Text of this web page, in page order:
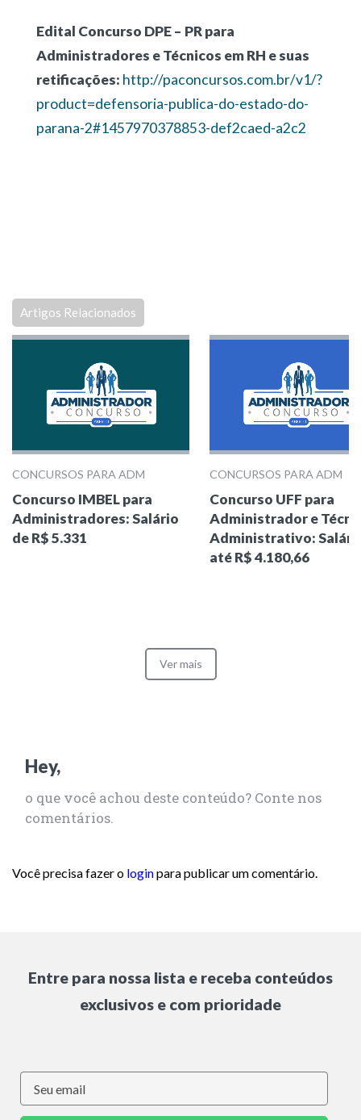
Edital Concurso DPE – PR para
Administradores e Técnicos em RH e suas
retificações: http://paconcursos.com.br/v1/?
product=defensoria-publica-do-estado-do-
parana-2#1457970378853-def2caed-a2c2
Artigos Relacionados
CONCURSOS PARA ADM
Concurso IMBEL para
Administradores: Salário
de R$ 5.331
CONCURSOS PARA ADM
Concurso UFF para
Administrador e
Administrativo:
até R$ 4.180,66
Ver mais
Hey,
o que você achou deste conteúdo? Conte nos
comentários.
Você precisa fazer o loginpara publicar um comentário.
Entre para nossa lista e receba conteúdos
exclusivos e com prioridade